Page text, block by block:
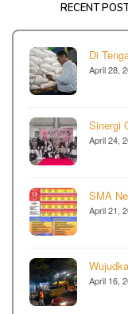
RECENT
Di
April 28,
Sinergi
April 24,
SMA
April 21,
April 16,